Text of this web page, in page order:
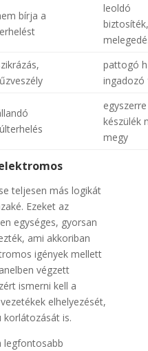
bírja a
leoldó
biztosíték,
pattogó
ingadozó
készülék
megy
teljesen más logikát
Ezeket az
egységes, gyorsan
ami akkoriban
igények mellett
végzett
ismerni kell a
elhelyezését,
korlátozását is.
legfontosabb